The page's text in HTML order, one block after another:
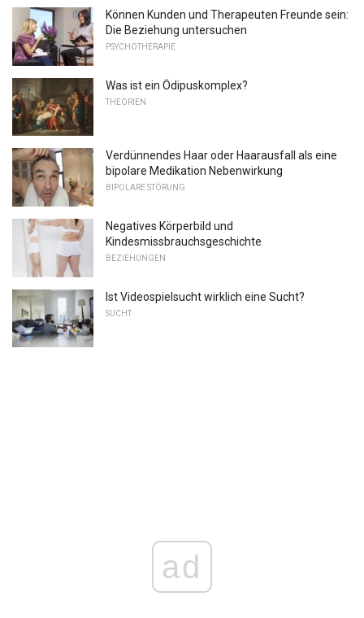
Können Kunden und Therapeuten Freunde sein:
Die Beziehung untersuchen
PSYCHOTHERAPIE
Was ist ein Ödipuskomplex?
THEORIEN
Verdünnendes Haar oder Haarausfall als eine
bipolare Medikation Nebenwirkung
BIPOLARE STÖRUNG
Negatives Körperbild und
Kindesmissbrauchsgeschichte
BEZIEHUNGEN
Ist Videospielsucht wirklich eine Sucht?
SUCHT
ad